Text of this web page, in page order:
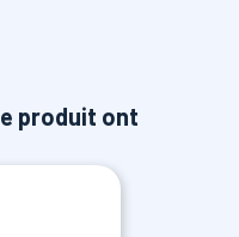
produit ont